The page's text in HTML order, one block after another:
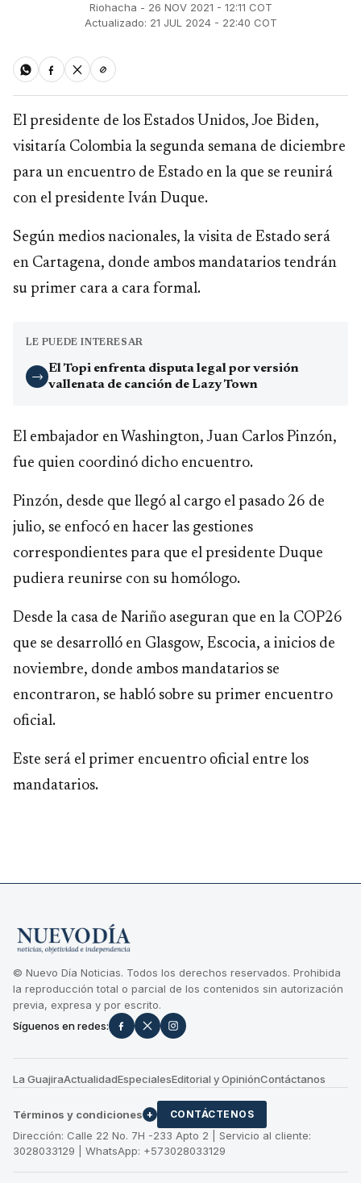
Riohacha - 26 NOV 2021 - 12:11 COT
Actualizado: 21 JUL 2024 - 22:40 COT
El presidente de los Estados Unidos, Joe Biden,
visitaría Colombia la segunda semana de diciembre
para un encuentro de Estado en la que se reunirá
con el presidente Iván Duque.
Según medios nacionales, la visita de Estado será
en Cartagena, donde ambos mandatarios tendrán
su primer cara a cara formal.
LE PUEDE INTERESAR
→
El Topi enfrenta disputa legal por versión
vallenata de canción de Lazy Town
El embajador en Washington, Juan Carlos Pinzón,
fue quien coordinó dicho encuentro.
Pinzón, desde que llegó al cargo el pasado 26 de
julio, se enfocó en hacer las gestiones
correspondientes para que el presidente Duque
pudiera reunirse con su homólogo.
Desde la casa de Nariño aseguran que en la COP26
que se desarrolló en Glasgow, Escocia, a inicios de
noviembre, donde ambos mandatarios se
encontraron, se habló sobre su primer encuentro
oficial.
Este será el primer encuentro oficial entre los
mandatarios.
© Nuevo Día Noticias. Todos los derechos reservados. Prohibida
la reproducción total o parcial de los contenidos sin autorización
previa, expresa y por escrito.
Síguenos en redes:
La GuajiraActualidadEspecialesEditorial y OpiniónContáctanos
Términos y condiciones + CONTÁCTENOS
Dirección: Calle 22 No. 7H -233 Apto 2 | Servicio al cliente:
3028033129 | WhatsApp: +573028033129